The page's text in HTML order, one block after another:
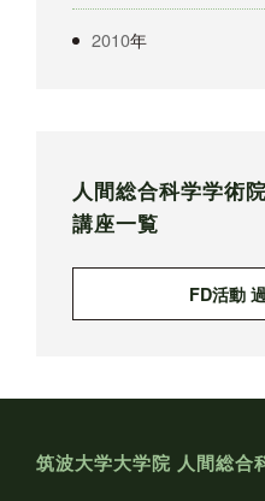
2010年
人間総合科学学術
講座一覧
FD活動
筑波大学大学院 人間総合